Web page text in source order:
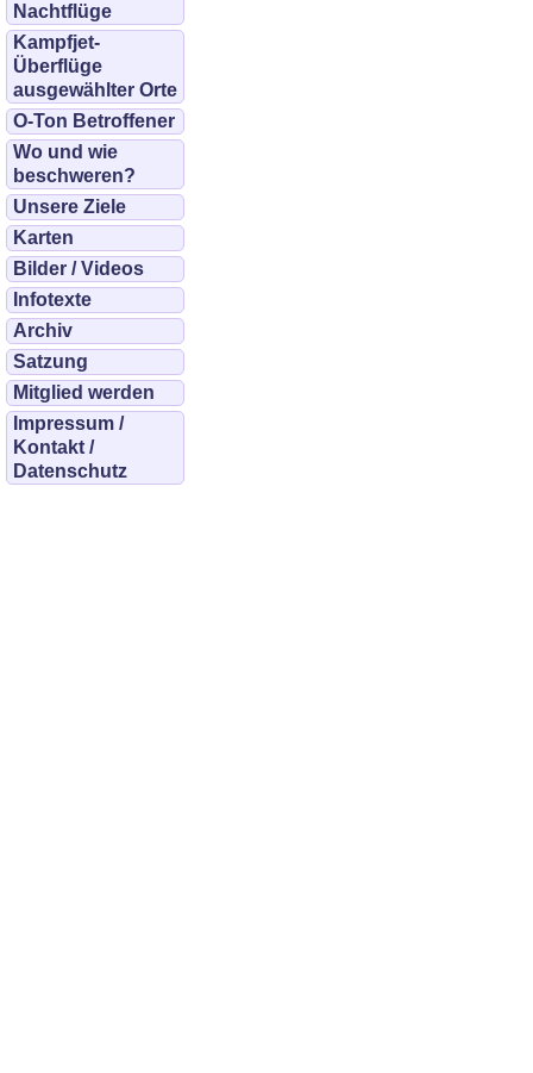
Nachtflüge
Kampfjet-
Überflüge
ausgewählter Orte
O-Ton Betroffener
Wo und wie
beschweren?
Unsere Ziele
Karten
Bilder / Videos
Infotexte
Archiv
Satzung
Mitglied werden
Impressum /
Kontakt /
Datenschutz